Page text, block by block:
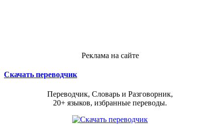
Реклама на сайте
Скачать переводчик
Переводчик, Словарь и Разговорник,
20+ языков, избранные переводы.